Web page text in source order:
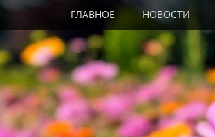
content
Primary Menu
ГЛАВНОЕ НОВОСТИ